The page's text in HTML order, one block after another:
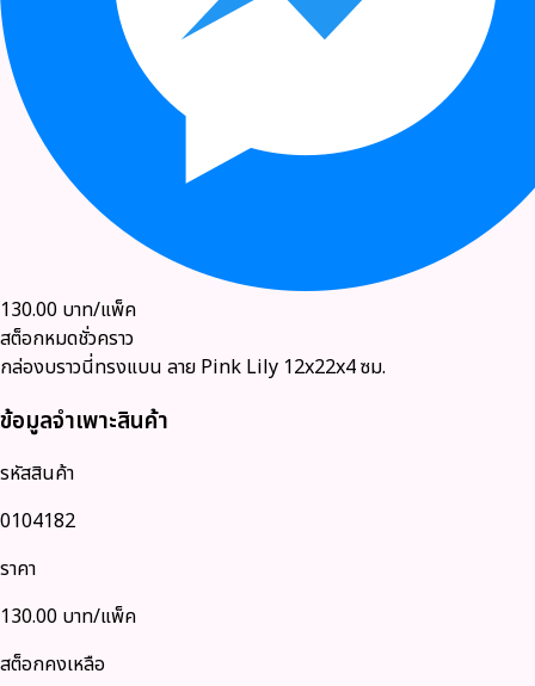
130.00 บาท/แพ็ค
สต็อกหมดชั่วคราว
กล่องบราวนี่ทรงแบน ลาย Pink Lily 12x22x4 ซม.
ข้อมูลจำเพาะสินค้า
รหัสสินค้า
0104182
ราคา
130.00 บาท/แพ็ค
สต็อกคงเหลือ